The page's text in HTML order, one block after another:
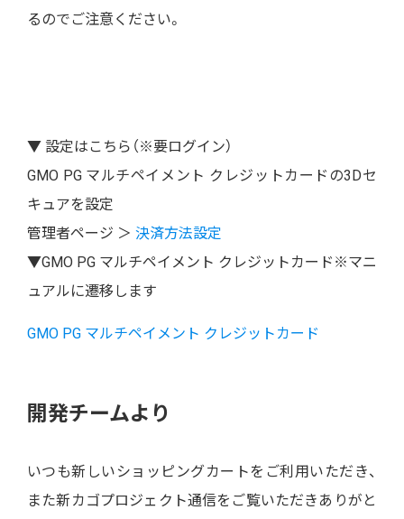
るのでご注意ください。
▼ 設定はこちら（※要ログイン）
GMO PG マルチペイメント クレジットカードの3Dセ
キュアを設定
管理者ページ ＞ 決済方法設定
▼GMO PG マルチペイメント クレジットカード※マニ
ュアルに遷移します
GMO PG マルチペイメント クレジットカード
開発チームより
いつも新しいショッピングカートをご利用いただき、
また新カゴプロジェクト通信をご覧いただきありがと